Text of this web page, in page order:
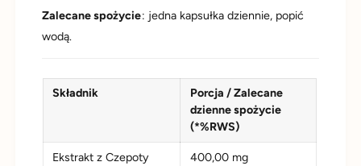
Zalecane spożycie: jedna kapsułka dziennie, popić
wodą.
Składnik
Porcja / Zalecane
dzienne spożycie
(*%RWS)
Ekstrakt z Czepoty
400,00 mg